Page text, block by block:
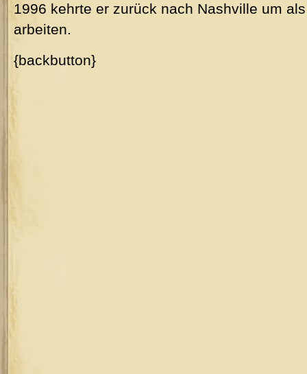
1996 kehrte er zurück nach Nashville um
arbeiten.
{backbutton}